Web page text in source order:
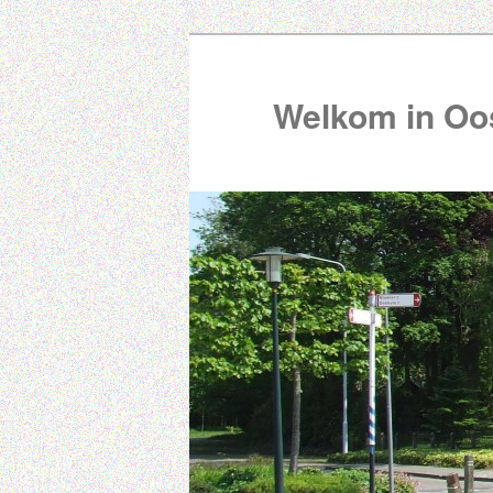
Welkom in
00:00
01:00
02:00
03:00